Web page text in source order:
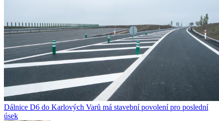
Dálnice D6 do Karlových Varů má stavební povolení pro poslední
úsek